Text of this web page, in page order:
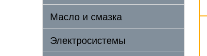
Масло и смазка
Электросистемы